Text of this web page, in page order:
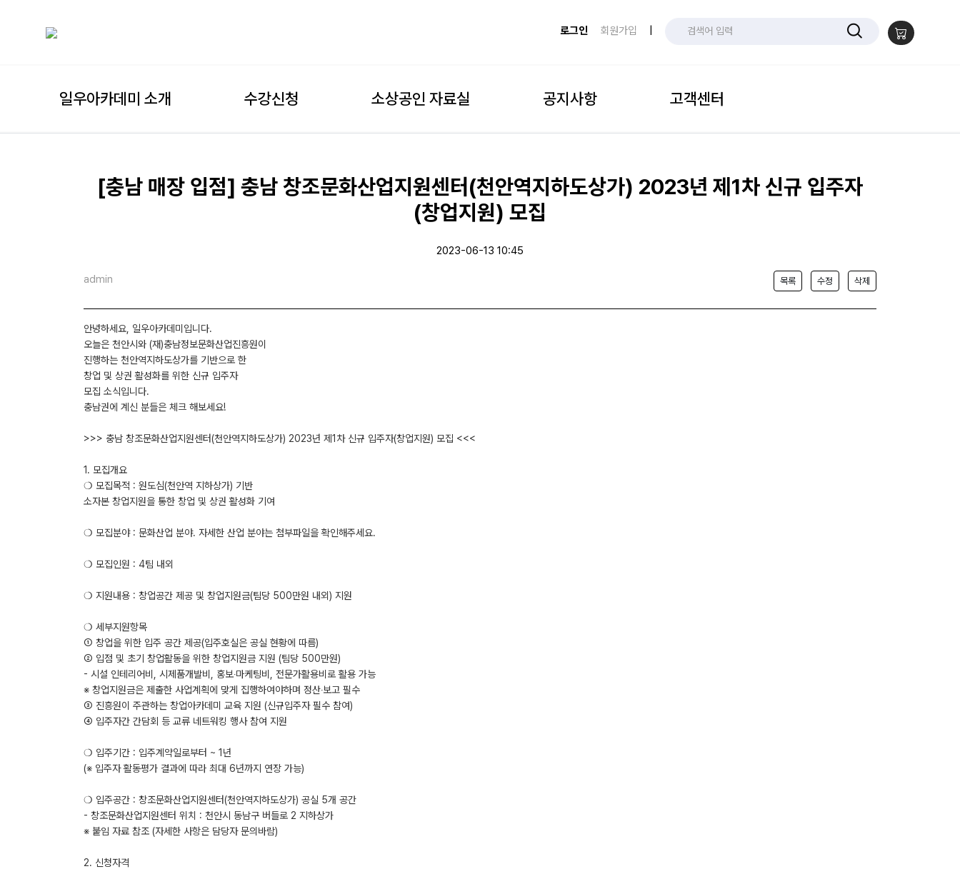
로그인 회원가입
일우아카데미 소개 수강신청 소상공인 자료실 공지사항 고객센터
[충남 매장 입점] 충남 창조문화산업지원센터(천안역지하도상가) 2023년 제1차 신규 입주자
(창업지원) 모집
2023-06-13 10:45
admin 목록 수정 삭제
안녕하세요, 일우아카데미입니다.
오늘은 천안시와 (재)충남정보문화산업진흥원이
진행하는 천안역지하도상가를 기반으로 한
창업 및 상권 활성화를 위한 신규 입주자
모집 소식입니다.
충남권에 계신 분들은 체크 해보세요!
>>> 충남 창조문화산업지원센터(천안역지하도상가) 2023년 제1차 신규 입주자(창업지원) 모집 <<<
1. 모집개요
❍ 모집목적 : 원도심(천안역 지하상가) 기반
소자본 창업지원을 통한 창업 및 상권 활성화 기여
❍ 모집분야 : 문화산업 분야. 자세한 산업 분야는 첨부파일을 확인해주세요.
❍ 모집인원 : 4팀 내외
❍ 지원내용 : 창업공간 제공 및 창업지원금(팀당 500만원 내외) 지원
❍ 세부지원항목
① 창업을 위한 입주 공간 제공(입주호실은 공실 현황에 따름)
② 입점 및 초기 창업활동을 위한 창업지원금 지원 (팀당 500만원)
- 시설 인테리어비, 시제품개발비, 홍보‧마케팅비, 전문가활용비로 활용 가능
※ 창업지원금은 제출한 사업계획에 맞게 집행하여야하며 정산‧보고 필수
③ 진흥원이 주관하는 창업아카데미 교육 지원 (신규입주자 필수 참여)
④ 입주자간 간담회 등 교류 네트워킹 행사 참여 지원
❍ 입주기간 : 입주계약일로부터 ~ 1년
(※ 입주자 활동평가 결과에 따라 최대 6년까지 연장 가능)
❍ 입주공간 : 창조문화산업지원센터(천안역지하도상가) 공실 5개 공간
- 창조문화산업지원센터 위치 : 천안시 동남구 버들로 2 지하상가
※ 붙임 자료 참조 (자세한 사항은 담당자 문의바람)
2. 신청자격